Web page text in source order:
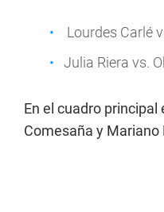
Lourdes Carlé
Julia Riera vs.
En el cuadro
Comesaña y Mariano